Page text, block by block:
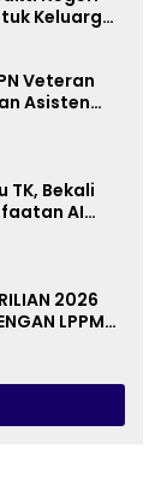
Keluarga
Veteran
Asisten
TK, Bekali
AI
2026
LPPM